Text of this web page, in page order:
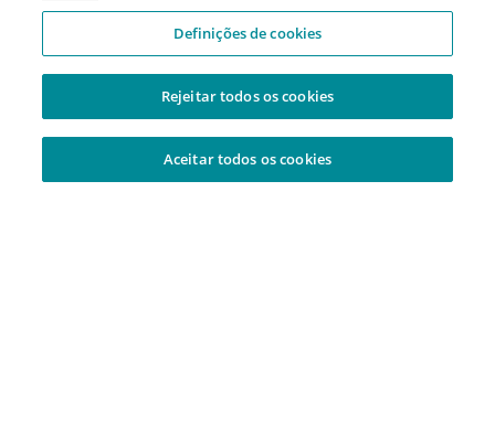
Definições de cookies
Rejeitar todos os cookies
Aceitar todos os cookies